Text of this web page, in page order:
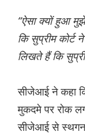
“ऐसा क्यों हुआ मुझे
कि सुप्रीम कोर्ट
लिखते हैं कि
सीजेआई ने कहा
मुकदमे पर रोक
सीजेआई से